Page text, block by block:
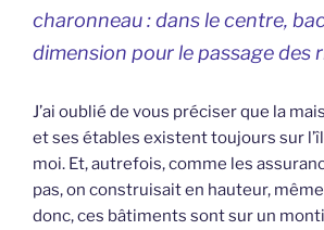
charonneau : dans le centre,
dimension pour le passage des
J’ai oublié de vous préciser que la
et ses étables existent toujours sur
moi. Et, autrefois, comme les
pas, on construisait en hauteur,
donc, ces bâtiments sont sur un